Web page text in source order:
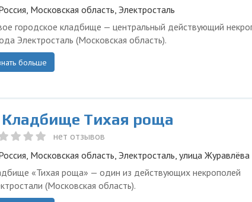
Московская область, Электросталь
городское кладбище — центральный действующий
Электросталь (Московская область).
больше
Кладбище Тихая роща
нет отзывов
Московская область, Электросталь, улица Журавлёва
«Тихая роща» — один из действующих некрополей
(Московская область).